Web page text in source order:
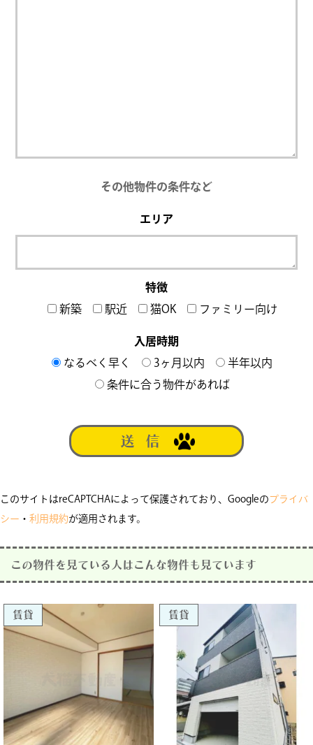
その他物件の条件など
エリア
特徴
新築
駅近 猫OK ファミリー向け
入居時期
なるべく早く
3ヶ月以内
半年以内
条件に合う物件があれば
このサイトはreCAPTCHAによって保護されており、Googleのプライバ
シー ・ 利用規約が適用されます。
この物件を見ている人はこんな物件も見ています
賃貸 賃貸